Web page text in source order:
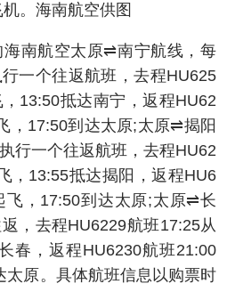
。海南航空供图
南航空太原⇌南宁航线，每
一个往返航班，去程HU625
13:50抵达南宁，返程HU62
，17:50到达太原;太原⇌揭阳
行一个往返航班，去程HU62
，13:55抵达揭阳，返程HU6
飞，17:50到达太原;太原⇌长
，去程HU6229航班17:25从
春，返程HU6230航班21:00
太原。具体航班信息以购票时